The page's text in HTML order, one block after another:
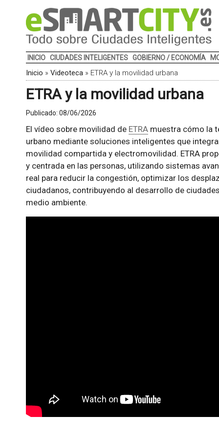
INICIO CIUDADES INTELIGENTES GOBIERNO / ECONOMÍA
Inicio » Videoteca» ETRA y la movilidad urbana
ETRA y la movilidad urbana
Publicado: 08/06/2026
El vídeo sobre movilidad de ETRAmuestra cómo la
urbano mediante soluciones inteligentes que
movilidad compartida y electromovilidad. ETRA
y centrada en las personas, utilizando sistemas
real para reducir la congestión, optimizar los
ciudadanos, contribuyendo al desarrollo de
medio ambiente.